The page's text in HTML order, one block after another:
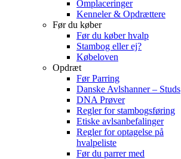
Omplaceringer
Kenneler & Opdrættere
Før du køber
Før du køber hvalp
Stambog eller ej?
Købeloven
Opdræt
Før Parring
Danske Avlshanner – Studs
DNA Prøver
Regler for stambogsføring
Etiske avlsanbefalinger
Regler for optagelse på
hvalpeliste
Før du parrer med